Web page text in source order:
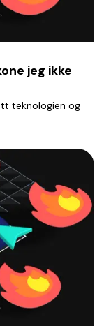
jeg ikke
teknologien og